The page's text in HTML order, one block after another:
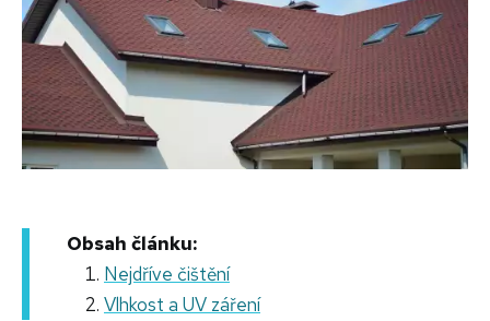
Obsah článku:
Nejdříve čištění
Vlhkost a UV záření